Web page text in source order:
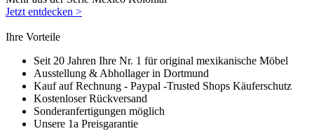
Jetzt entdecken >
Ihre Vorteile
Seit 20 Jahren Ihre Nr. 1 für original mexikanische Möbel
Ausstellung & Abhollager in Dortmund
Kauf auf Rechnung - Paypal -Trusted Shops Käuferschutz
Kostenloser Rückversand
Sonderanfertigungen möglich
Unsere 1a Preisgarantie